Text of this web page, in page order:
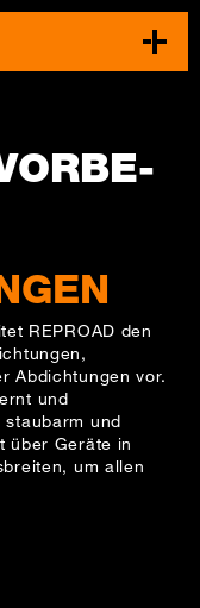
REPROAD den
Abdichtungen vor.
und
staubarm und
über Geräte in
um allen